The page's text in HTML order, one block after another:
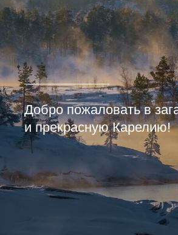
Добро пожаловать в
и прекрасную Карелию!